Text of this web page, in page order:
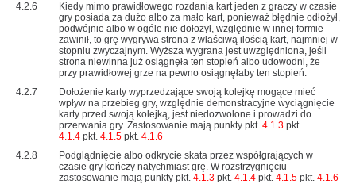
4.2.6
Kiedy mimo prawidłowego rozdania kart jeden z graczy w czasie
gry posiada za dużo albo za mało kart, ponieważ błędnie odłożył,
podwójnie albo w ogóle nie dołożył, względnie w innej formie
zawinił, to grę wygrywa strona z właściwą ilością kart, najmniej w
stopniu zwyczajnym. Wyższa wygrana jest uwzględniona, jeśli
strona niewinna już osiągnęła ten stopień albo udowodni, że
przy prawidłowej grze na pewno osiągnęłaby ten stopień.
4.2.7
Dołożenie karty wyprzedzające swoją kolejkę mogące mieć
wpływ na przebieg gry, względnie demonstracyjne wyciągnięcie
karty przed swoją kolejką, jest niedozwolone i prowadzi do
przerwania gry. Zastosowanie mają punkty pkt. 4.1.3 pkt.
4.1.4 pkt. 4.1.5 pkt. 4.1.6
4.2.8
Podglądnięcie albo odkrycie skata przez współgrających w
czasie gry kończy natychmiast grę. W rozstrzygnięciu
zastosowanie mają punkty pkt. 4.1.3 pkt. 4.1.4 pkt. 4.1.5 pkt. 4.1.6